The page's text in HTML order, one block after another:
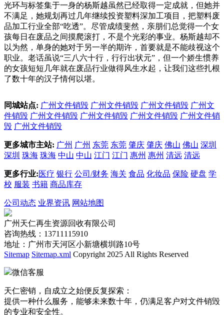
光环与标签集于一身的杨斯越虽然已经取得一定成就，但她并
不满足，她规划再过几年继续投资塑料深加工项目，把塑料废
品加工行业全部“吃透”。尽管成绩斐然，亲朋们总觉得一个女
孩每日在废品之间摸爬滚打，不是个光彩的事业。杨斯越却不
以为然，单身的她对于另一半的期许，首要就是不能歧视这个
职业。老话虽说“三八六十行，行行出状元”，但一个娇生惯养
的女孩短短几年就在废品行业做得风生水起，让我们这些扎根
了数十年的汉子情何以堪。
同城站点: 广州文件销毁 广州文件销毁 广州文件销毁 广州文
件销毁 广州文件销毁 广州文件销毁 广州文件销毁 广州文件销
毁 广州文件销毁
更多城市主站: 广州 广州 东莞 东莞 肇庆 肇庆 佛山 佛山 深圳
深圳 珠海 珠海 中山 中山 江门 江门 惠州 惠州 清远 清远
更多行业: 医疗 银行 公司/财务 海关 食品 化妆品 保险 硬盘 学
校 服装 书籍 商品库存
公司动态 业界资讯 网站地图
广州天仁再生资源回收有限公司
咨询热线：13711115910
地址：广州市天河区小新塘横圳路10号
Sitemap Sitemap.xml Copyright 2025 All Rights Reserved
微信客服
天仁密销，自成立之始便反复探索：
提供一种什么服务，能够未来数十年，仍满足客户对文件销毁
的专业和安全性。